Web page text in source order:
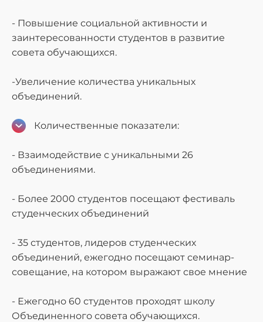
- Повышение социальной активности и
заинтересованности студентов в развитие
совета обучающихся.
-Увеличение количества уникальных
объединений.
Количественные показатели:
- Взаимодействие с уникальными 26
объединениями.
- Более 2000 студентов посещают фестиваль
студенческих объединений
- 35 студентов, лидеров студенческих
объединений, ежегодно посещают семинар-
совещание, на котором выражают свое мнение
- Ежегодно 60 студентов проходят школу
Объединенного совета обучающихся.